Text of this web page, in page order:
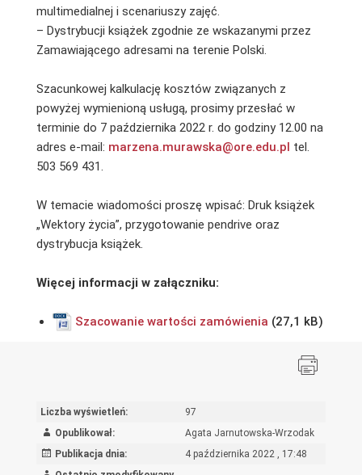
multimedialnej i scenariuszy zajęć.
– Dystrybucji książek zgodnie ze wskazanymi przez
Zamawiającego adresami na terenie Polski.
Szacunkowej kalkulację kosztów związanych z
powyżej wymienioną usługą, prosimy przesłać w
terminie do 7 października 2022 r. do godziny 12.00 na
adres e-mail: marzena.murawska@ore.edu.pl tel.
503 569 431.
W temacie wiadomości proszę wpisać: Druk książek
„Wektory życia”, przygotowanie pendrive oraz
dystrybucja książek.
Więcej informacji w załączniku:
Szacowanie wartości zamówienia
Liczba wyświetleń:
97
Opublikował:
Agata Jarnutowska-Wrzodak
Publikacja dnia:
4 października 2022 , 17:48